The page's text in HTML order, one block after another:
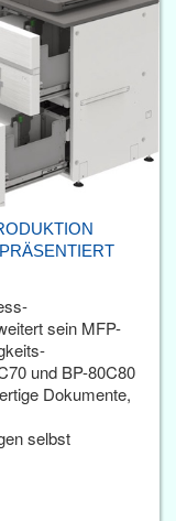
sein MFP-
und BP-80C80
Dokumente,
selbst